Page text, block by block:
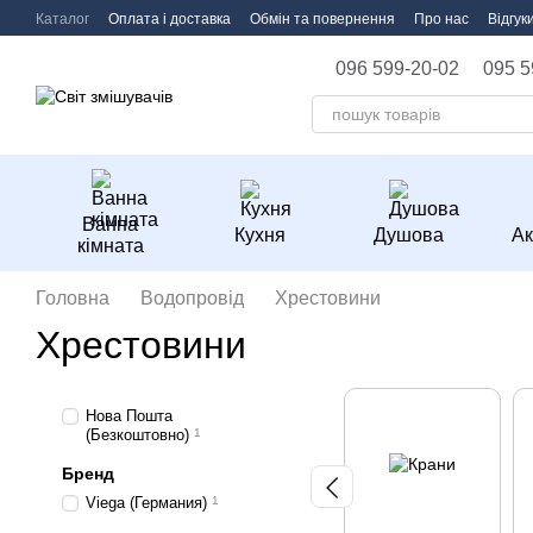
Перейти до основного контенту
Каталог Оплата і доставка Обмін та повернення Про нас
096 599-20-02 095
Ванна
кімната
Кухня Душова
Головна Водопровід Хрестовини
Хрестовини
Нова Пошта
(Безкоштовно) 1
Бренд
Viega (Германия) 1